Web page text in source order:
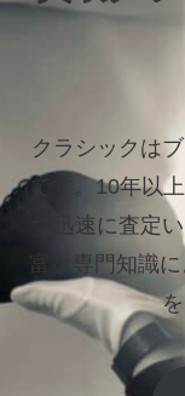
クラシックは
です。10年以
つ迅速に査定
富な専門知識